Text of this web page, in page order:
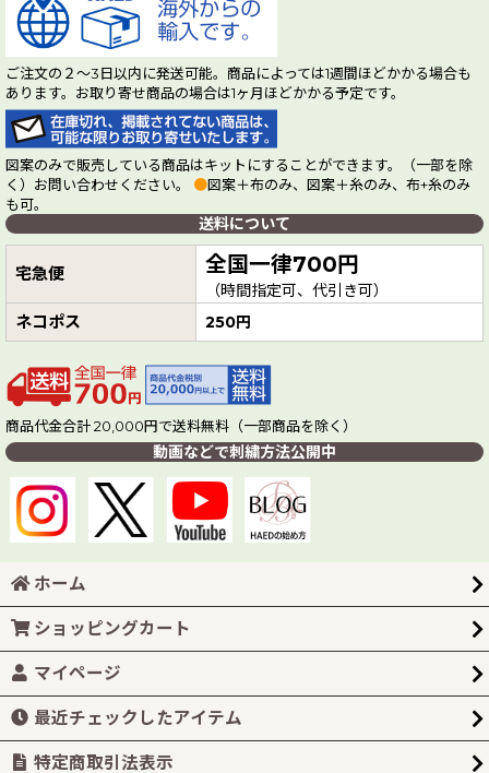
ご注文の２～3日以内に発送可能。商品によっては1週間ほどかかる場合も
あります。お取り寄せ商品の場合は1ヶ月ほどかかる予定です。
図案のみで販売している商品はキットにすることができます。（一部を除
く）お問い合わせください。 ●図案＋布のみ、図案＋糸のみ、布+糸のみ
も可。
送料について
宅急便 全国一律700円
（時間指定可、代引き可）
ネコポス 250円
商品代金合計 20,000円で送料無料（一部商品を除く）
動画などで刺繍方法公開中
ホーム
ショッピングカート
マイページ
最近チェックしたアイテム
特定商取引法表示